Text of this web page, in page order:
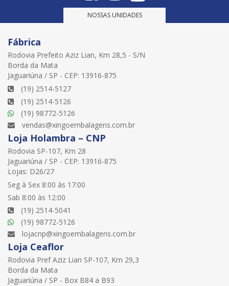
NOSSAS UNIDADES
Fábrica
Rodovia Prefeito Aziz Lian, Km 28,5 - S/N
Borda da Mata
Jaguariúna / SP - CEP: 13916-875
(19) 2514-5127
(19) 2514-5126
(19) 98772-5126
vendas@xingoembalagens.com.br
Loja Holambra – CNP
Rodovia SP-107, Km 28
Jaguariúna / SP - CEP: 13916-875
Lojas: D26/27
Seg à Sex 8:00 às 17:00
Sab 8:00 às 12:00
(19) 2514-5041
(19) 98772-5126
lojacnp@xingoembalagens.com.br
Loja Ceaflor
Rodovia Pref Aziz Lian SP-107, Km 29,3
Borda da Mata
Jaguariúna / SP - Box B84 a B93